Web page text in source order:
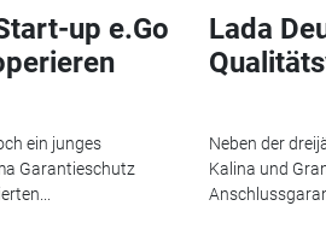
up e.Go
ein junges
Garantieschutz
Lada
Neben der
Kalina und